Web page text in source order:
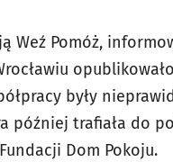
Weź Pomóż,
opublikowało
były
później trafiała do
Dom Pokoju.